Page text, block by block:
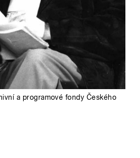
a programové fondy Českého